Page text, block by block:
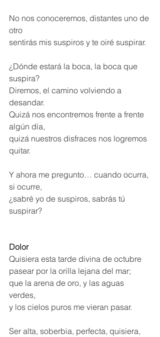
No nos conoceremos, distantes uno de
otro
sentirás mis suspiros y te oiré suspirar.
¿Dónde estará la boca, la boca que
suspira?
Diremos, el camino volviendo a
desandar.
Quizá nos encontremos frente a frente
algún día,
quizá nuestros disfraces nos logremos
quitar.
Y ahora me pregunto… cuando ocurra,
si ocurre,
¿sabré yo de suspiros, sabrás tú
suspirar?
Dolor
Quisiera esta tarde divina de octubre
pasear por la orilla lejana del mar;
que la arena de oro, y las aguas
verdes,
y los cielos puros me vieran pasar.
Ser alta, soberbia, perfecta, quisiera,